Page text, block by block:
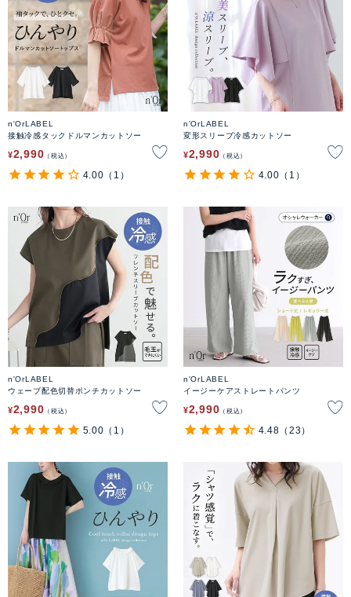
n'OrLABEL
接触冷感タックドルマンカットソー
¥2,990 税込
4.00 （1）
n'OrLABEL
変形スリーブ冷感カットソー
¥2,990 税込
4.00 （1）
n'OrLABEL
ウェーブ配色切替ポンチカットソー
¥2,990 税込
5.00 （1）
n'OrLABEL
イージーケアストレートパンツ
¥2,990 税込
4.48 （23）